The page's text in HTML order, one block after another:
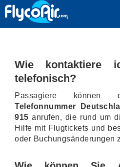
Wie kontaktiere
telefonisch?
Passagiere
Telefonnummer
915 anrufen, die rund um
Hilfe mit Flugtickets und
oder Buchungsänderungen